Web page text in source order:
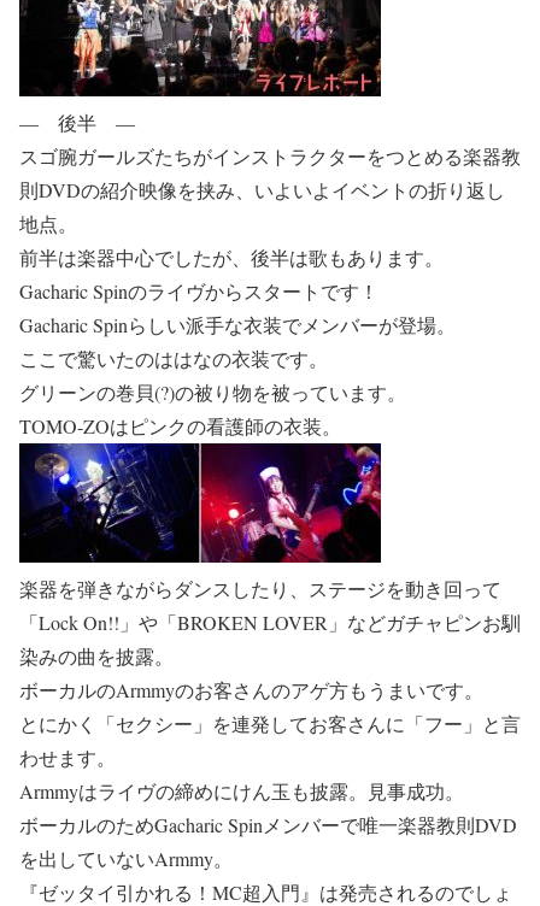
― 後半 ―
スゴ腕ガールズたちがインストラクターをつとめる楽器教
則DVDの紹介映像を挟み、いよいよイベントの折り返し
地点。
前半は楽器中心でしたが、後半は歌もあります。
Gacharic Spinのライヴからスタートです！
Gacharic Spinらしい派手な衣装でメンバーが登場。
ここで驚いたのははなの衣装です。
グリーンの巻貝(?)の被り物を被っています。
TOMO-ZOはピンクの看護師の衣装。
楽器を弾きながらダンスしたり、ステージを動き回って
「Lock On!!」や「BROKEN LOVER」などガチャピンお馴
染みの曲を披露。
ボーカルのArmmyのお客さんのアゲ方もうまいです。
とにかく「セクシー」を連発してお客さんに「フー」と言
わせます。
Armmyはライヴの締めにけん玉も披露。見事成功。
ボーカルのためGacharic Spinメンバーで唯一楽器教則DVD
を出していないArmmy。
『ゼッタイ引かれる！MC超入門』は発売されるのでしょ